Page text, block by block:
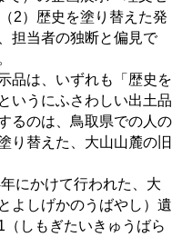
2）歴史を塗り替えた発
担当者の独断と偏見で
品は、いずれも「歴史を
いうにふさわしい出土品
るのは、鳥取県での人の
り替えた、大山山麓の旧
にかけて行われた、大
よしげかのうばやし）遺
しもぎたいきゅうばら